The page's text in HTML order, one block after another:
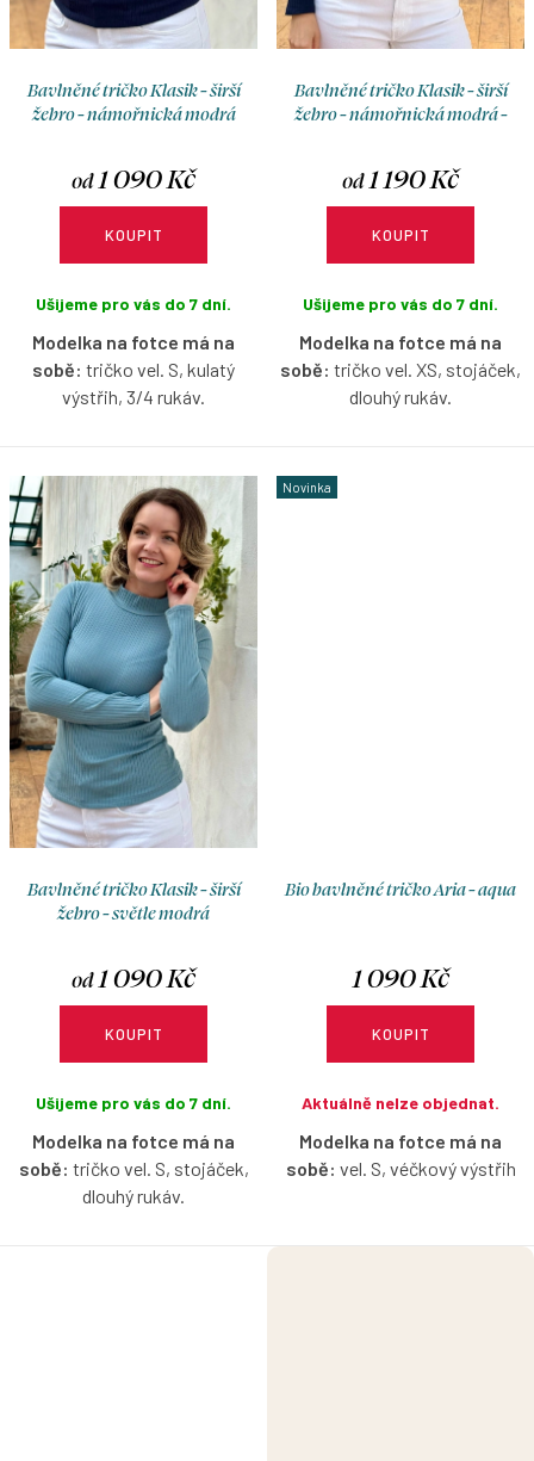
ů
Bavlněné tričko Klasik - širší
žebro - námořnická modrá
od 1 090 Kč
KOUPIT
Ušijeme pro vás do 7 dní.
Modelka na fotce má na
sobě: tričko vel. S, kulatý
výstřih, 3/4 rukáv.
námořnické modré barvě s
možností výběru velikosti,
výstřihu a rukávu.
Bavlněné tričko Klasik - širší
žebro - námořnická modrá -
od 1 190 Kč
KOUPIT
Ušijeme pro vás do 7 dní.
Modelka na fotce má na
sobě: tričko vel. XS, stojáček,
dlouhý rukáv.
stojáčkem v námořnické
modré barvě s možností
Bavlněné tričko Klasik - širší
žebro - světle modrá
od 1 090 Kč
KOUPIT
Ušijeme pro vás do 7 dní.
Modelka na fotce má na
sobě: tričko vel. S, stojáček,
dlouhý rukáv.
Novinka
Bio bavlněné tričko Aria - aqua
1 090 Kč
KOUPIT
Aktuálně nelze objednat.
Modelka na fotce má na
sobě: vel. S, véčkový výstřih
nařaseným rukávkem v aqua